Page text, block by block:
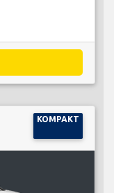
KOMPAKT